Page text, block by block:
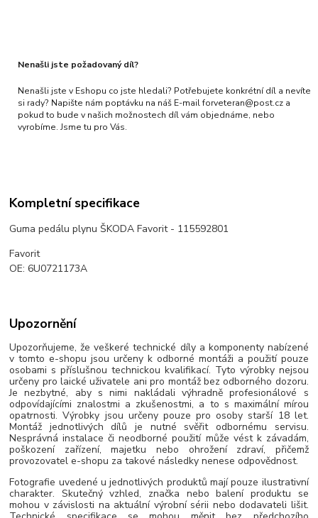
Nenašli jste požadovaný díl?
Nenašli jste v Eshopu co jste hledali? Potřebujete konkrétní díl a nevíte
si rady? Napište nám poptávku na náš E-mail forveteran@post.cz a
pokud to bude v našich možnostech díl vám objednáme, nebo
vyrobíme. Jsme tu pro Vás.
Kompletní specifikace
Guma pedálu plynu ŠKODA Favorit - 115592801
Favorit
OE: 6U0721173A
Upozornění
Upozorňujeme, že veškeré technické díly a komponenty nabízené
v tomto e-shopu jsou určeny k odborné montáži a použití pouze
osobami s příslušnou technickou kvalifikací. Tyto výrobky nejsou
určeny pro laické uživatele ani pro montáž bez odborného dozoru.
Je nezbytné, aby s nimi nakládali výhradně profesionálové s
odpovídajícími znalostmi a zkušenostmi, a to s maximální mírou
opatrnosti. Výrobky jsou určeny pouze pro osoby starší 18 let.
Montáž jednotlivých dílů je nutné svěřit odbornému servisu.
Nesprávná instalace či neodborné použití může vést k závadám,
poškození zařízení, majetku nebo ohrožení zdraví, přičemž
provozovatel e-shopu za takové následky nenese odpovědnost.
Fotografie uvedené u jednotlivých produktů mají pouze ilustrativní
charakter. Skutečný vzhled, značka nebo balení produktu se
mohou v závislosti na aktuální výrobní sérii nebo dodavateli lišit.